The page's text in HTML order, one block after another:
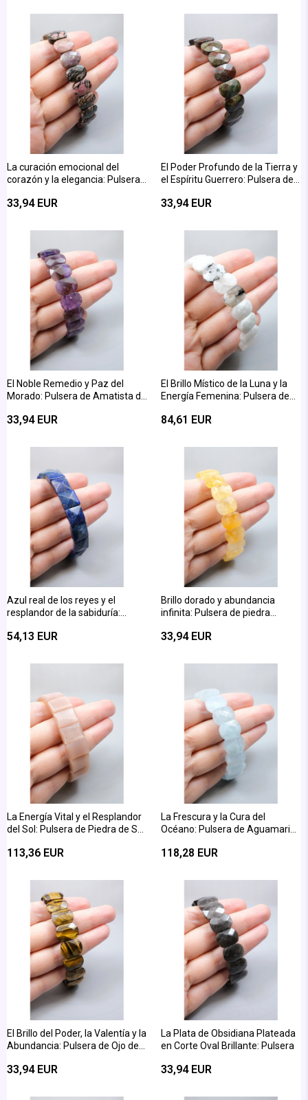
La curación emocional del
corazón y la elegancia: Pulsera
con corte ovalado
33,94 EUR
El Poder Profundo de la Tierra y
el Espíritu Guerrero: Pulsera de
Ovalado
33,94 EUR
El Noble Remedio y Paz del
Morado: Pulsera de Amatista de
33,94 EUR
El Brillo Místico de la Luna y la
Energía Femenina: Pulsera de
84,61 EUR
Azul real de los reyes y el
resplandor de la sabiduría:
cuadrado brillante
54,13 EUR
Brillo dorado y abundancia
infinita: Pulsera de piedra
faceta ovalada
33,94 EUR
La Energía Vital y el Resplandor
del Sol: Pulsera de Piedra de Sol
Rectangulares
113,36 EUR
La Frescura y la Cura del
Océano: Pulsera de Aguamarina
118,28 EUR
El Brillo del Poder, la Valentía y la
Abundancia: Pulsera de Ojo de
Fasetado Brillante
33,94 EUR
La Plata de Obsidiana Plateada
en Corte Oval Brillante: Pulsera
33,94 EUR